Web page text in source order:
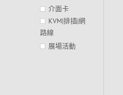
介面卡
KVM|排插|網
路線
展場活動